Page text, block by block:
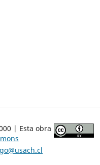
| Esta obra